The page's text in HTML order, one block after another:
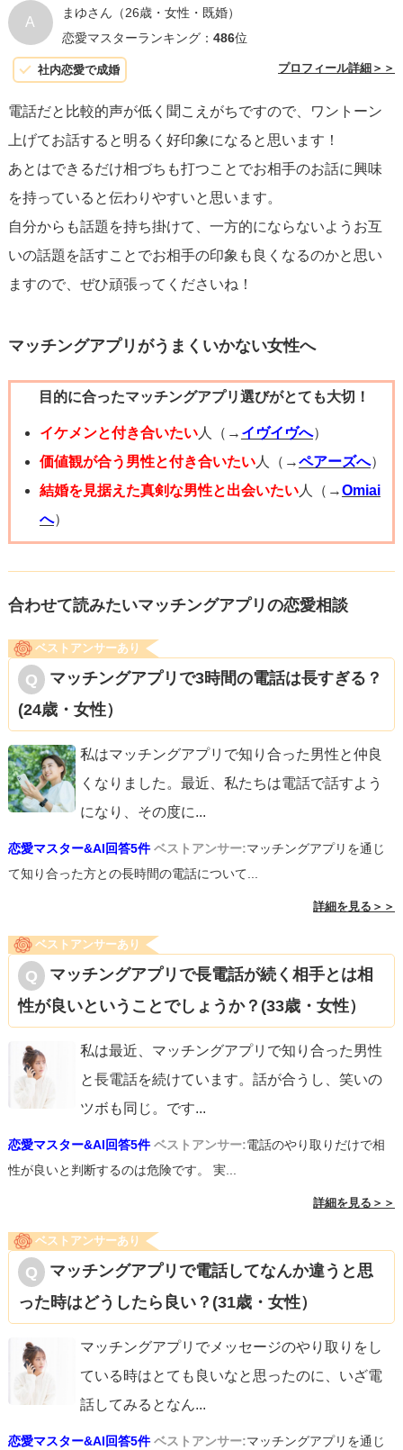
A
まゆさん （26歳・女性・既婚）
恋愛マスターランキング： 486位
社内恋愛で成婚 プロフィール詳細＞＞
電話だと比較的声が低く聞こえがちですので、ワントーン
上げてお話すると明るく好印象になると思います！
あとはできるだけ相づちも打つことでお相手のお話に興味
を持っていると伝わりやすいと思います。
自分からも話題を持ち掛けて、一方的にならないようお互
いの話題を話すことでお相手の印象も良くなるのかと思い
ますので、ぜひ頑張ってくださいね！
マッチングアプリがうまくいかない女性へ
目的に合ったマッチングアプリ選びがとても大切！
イケメンと付き合いたい人（→ イヴイヴへ）
価値観が合う男性と付き合いたい人（→ペアーズへ）
結婚を見据えた真剣な男性と出会いたい人（→Omiai
へ）
合わせて読みたいマッチングアプリの恋愛相談
ベストアンサーあり
マッチングアプリで3時間の電話は長すぎる？
(24歳・女性）
私はマッチングアプリで知り合った男性と仲良
くなりました。最近、私たちは電話で話すよう
になり、その度に...
恋愛マスター&AI回答5件 ベストアンサー:マッチングアプリを通じ
て知り合った方との長時間の電話について...
詳細を見る＞＞
ベストアンサーあり
マッチングアプリで長電話が続く相手とは相
性が良いということでしょうか？(33歳・女性）
私は最近、マッチングアプリで知り合った男性
と長電話を続けています。話が合うし、笑いの
ツボも同じ。です...
恋愛マスター&AI回答5件 ベストアンサー:電話のやり取りだけで相
性が良いと判断するのは危険です。 実...
詳細を見る＞＞
ベストアンサーあり
マッチングアプリで電話してなんか違うと思
った時はどうしたら良い？(31歳・女性）
マッチングアプリでメッセージのやり取りをし
ている時はとても良いなと思ったのに、いざ電
話してみるとなん...
恋愛マスター&AI回答5件 ベストアンサー:マッチングアプリを通じ